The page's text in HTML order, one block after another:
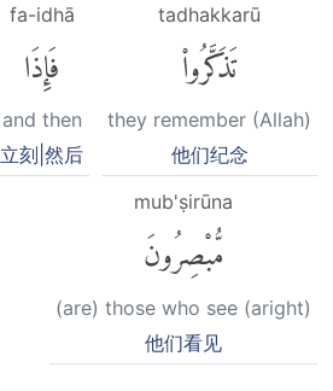
tadhakkarū
تَذَكَّرُوا۟
they remember (Allah)
他们纪念
fa-idhā
فَإِذَا
and then
立刻|然后
mub'ṣirūna
مُّبْصِرُونَ
(are) those who see (aright)
他们看见